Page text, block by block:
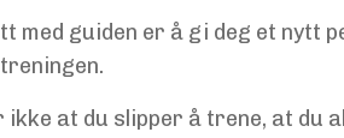
med guiden er å gi deg et nytt
ikke at du slipper å trene, at